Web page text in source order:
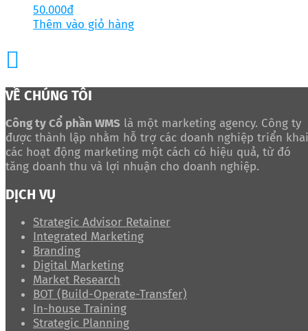
50.000đ
Thêm vào giỏ hàng
VỀ CHÚNG TÔI
Công ty Cổ phần WMS là một marketing agency. Công ty
được thành lập nhằm hỗ trợ các doanh nghiệp triển khai
các hoạt động marketing một cách có hiệu quả, từ đó
tăng doanh thu và lợi nhuận cho doanh nghiệp.
DỊCH VỤ
Strategic Advisor Retainer
Integrated Marketing
Branding
Digital Marketing
Market Research
BOT (Build-Operate-Transfer)
In-house Training
Strategic Planning